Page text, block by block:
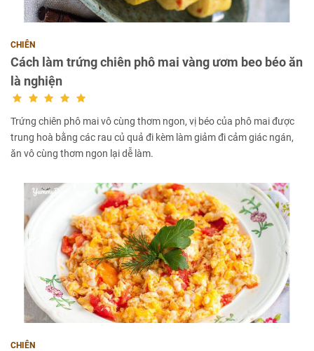
CHIÊN
Cách làm trứng chiên phô mai vàng ươm beo béo ăn
là nghiện
Trứng chiên phô mai vô cùng thơm ngon, vị béo của phô mai được
trung hoà bằng các rau củ quả đi kèm làm giảm đi cảm giác ngán,
ăn vô cùng thơm ngon lại dễ làm.
CHIÊN